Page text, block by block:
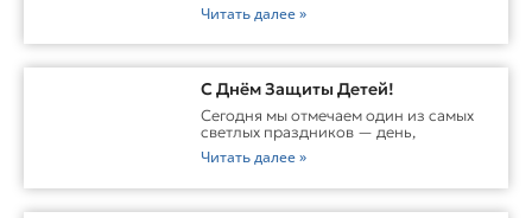
Читать далее »
С Днём Защиты Детей!
Сегодня мы отмечаем один из самых
светлых праздников — день,
Читать далее »